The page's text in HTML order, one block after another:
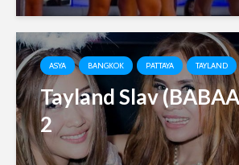
ASYA BANGKOK PATTAYA TAYLAND
Tayland Slav
2